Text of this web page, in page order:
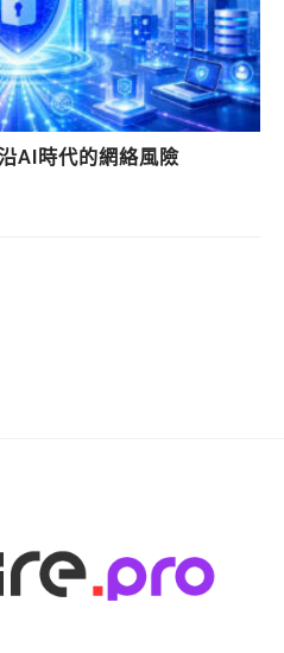
AI時代的網絡風險